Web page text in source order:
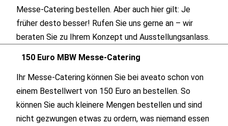
Messe-Catering bestellen. Aber auch hier gilt: Je
früher desto besser! Rufen Sie uns gerne an – wir
beraten Sie zu Ihrem Konzept und Ausstellungsanlass.
150 Euro MBW Messe-Catering
Ihr Messe-Catering können Sie bei aveato schon von
einem Bestellwert von 150 Euro an bestellen. So
können Sie auch kleinere Mengen bestellen und sind
nicht gezwungen etwas zu ordern, was niemand essen